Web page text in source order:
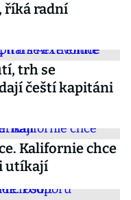
říká radní
trh se
čeští kapitáni
Kalifornie chce
utíkají